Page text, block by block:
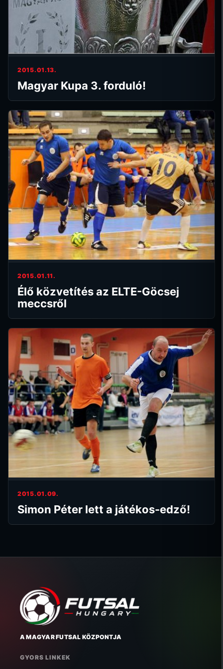
2015.01.13.
Magyar Kupa 3. forduló!
2015.01.11.
Élő közvetítés az ELTE-Göcsej
meccsről
2015.01.09.
Simon Péter lett a játékos-edző!
A MAGYAR FUTSAL KÖZPONTJA
GYORS LINKEK